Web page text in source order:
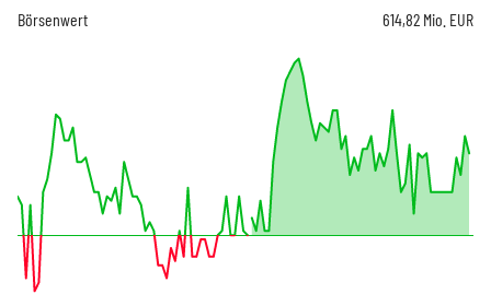
Börsenwert
614,82 Mio. EUR